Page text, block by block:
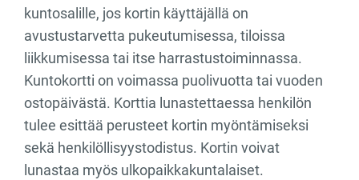
kuntosalille, jos kortin käyttäjällä on
avustustarvetta pukeutumisessa, tiloissa
liikkumisessa tai itse harrastustoiminnassa.
Kuntokortti on voimassa puolivuotta tai vuoden
ostopäivästä. Korttia lunastettaessa henkilön
tulee esittää perusteet kortin myöntämiseksi
sekä henkilöllisyystodistus. Kortin voivat
lunastaa myös ulkopaikkakuntalaiset.